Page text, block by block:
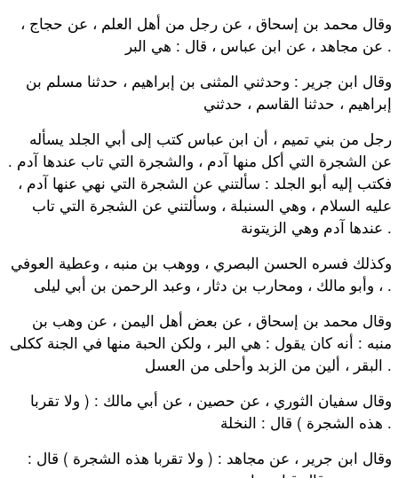
وقال محمد بن إسحاق ، عن رجل من أهل العلم ، عن حجاج ،
عن مجاهد ، عن ابن عباس ، قال : هي البر .
وقال ابن جرير : وحدثني المثنى بن إبراهيم ، حدثنا مسلم بن
إبراهيم ، حدثنا القاسم ، حدثني
رجل من بني تميم ، أن ابن عباس كتب إلى أبي الجلد يسأله
عن الشجرة التي أكل منها آدم ، والشجرة التي تاب عندها آدم .
فكتب إليه أبو الجلد : سألتني عن الشجرة التي نهي عنها آدم ،
عليه السلام ، وهي السنبلة ، وسألتني عن الشجرة التي تاب
عندها آدم وهي الزيتونة .
وكذلك فسره الحسن البصري ، ووهب بن منبه ، وعطية العوفي
، وأبو مالك ، ومحارب بن دثار ، وعبد الرحمن بن أبي ليلى .
وقال محمد بن إسحاق ، عن بعض أهل اليمن ، عن وهب بن
منبه : أنه كان يقول : هي البر ، ولكن الحبة منها في الجنة ككلى
البقر ، ألين من الزبد وأحلى من العسل .
وقال سفيان الثوري ، عن حصين ، عن أبي مالك : ( ولا تقربا
هذه الشجرة ) قال : النخلة .
وقال ابن جرير ، عن مجاهد : ( ولا تقربا هذه الشجرة ) قال :